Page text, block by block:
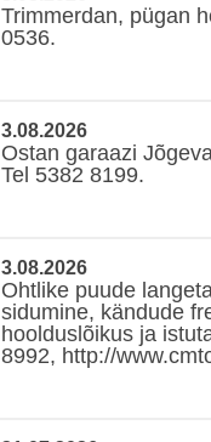
Trimmerdan, pügan
0536.
3.08.2026
Ostan garaazi
Tel 5382 8199.
3.08.2026
Ohtlike puude
sidumine, kändude
hoolduslõikus ja
8992, http://